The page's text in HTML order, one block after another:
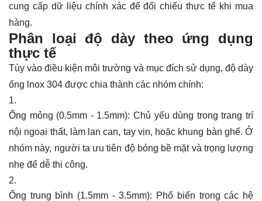
cung cấp dữ liệu chính xác để đối chiếu thực tế khi mua
hàng.
Phân loại độ dày theo ứng dụng
thực tế
Tùy vào điều kiện môi trường và mục đích sử dụng, độ dày
ống lnox 304 được chia thành các nhóm chính:
Ống mỏng (0.5mm - 1.5mm): Chủ yếu dùng trong trang trí
nội ngoại thất, làm lan can, tay vịn, hoặc khung bàn ghế. Ở
nhóm này, người ta ưu tiên độ bóng bề mặt và trọng lượng
nhẹ để dễ thi công.
Ống trung bình (1.5mm - 3.5mm): Phổ biến trong các hệ